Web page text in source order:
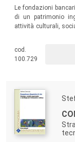
Le fondazioni
di un patrimonio
attività culturali,
loro nascita, il
organizzate e
l’evoluzione e le
cod.
100.729